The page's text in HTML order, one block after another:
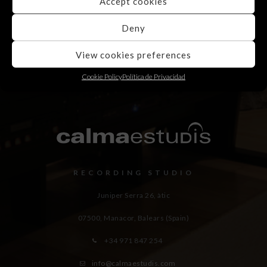
Deny
View cookies preferences
Cookie PolicyPolítica de Privacidad
RECORDING STUDIO
Juniper Serra 26, àtic
07500, Manacor, Balears (Spain)
+34 971 847 254
info@calmaestudis.com